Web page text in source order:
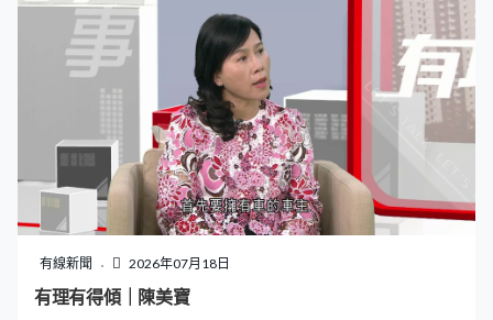
有線新聞 2026年07月18日
有理有得傾｜陳美寶